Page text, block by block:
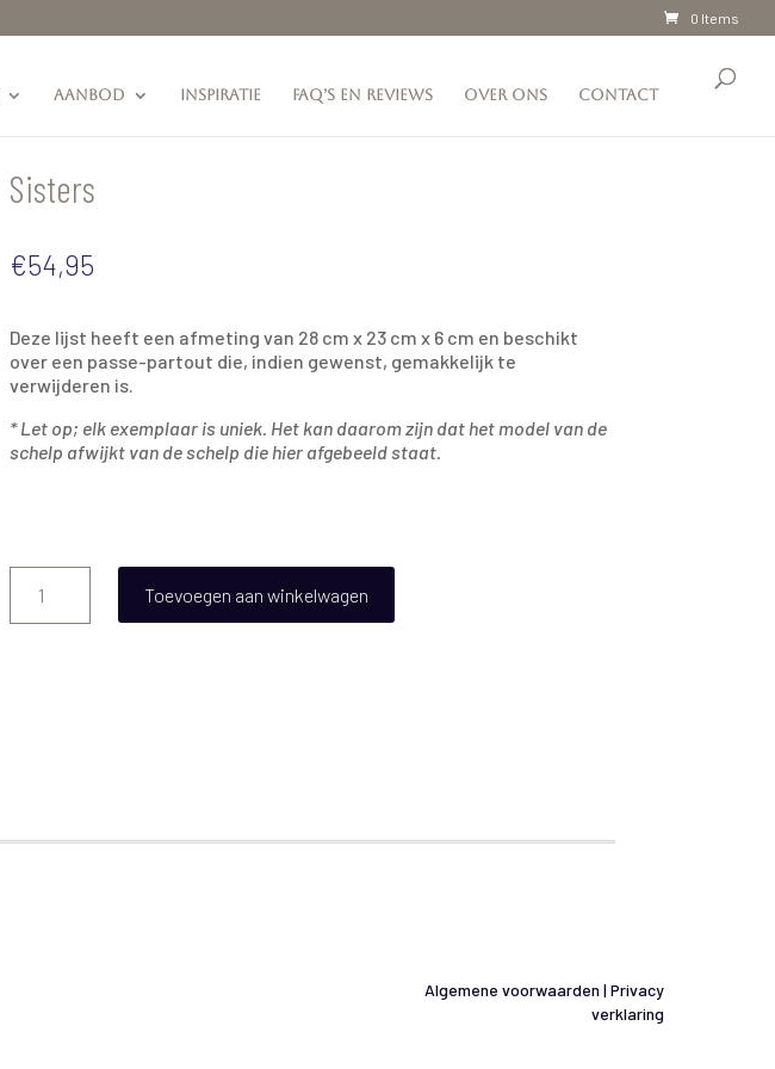
0 Items
Aanbod Inspiratie FAQ’s en reviews Over ons Contact
Sisters
€54,95
Deze lijst heeft een afmeting van 28 cm x 23 cm x 6 cm en beschikt
over een passe-partout die, indien gewenst, gemakkelijk te
verwijderen is.
* Let op; elk exemplaar is uniek. Het kan daarom zijn dat het model van de
schelp afwijkt van de schelp die hier afgebeeld staat.
aantal
Toevoegen aan winkelwagen
Algemene voorwaarden |Privacy
verklaring